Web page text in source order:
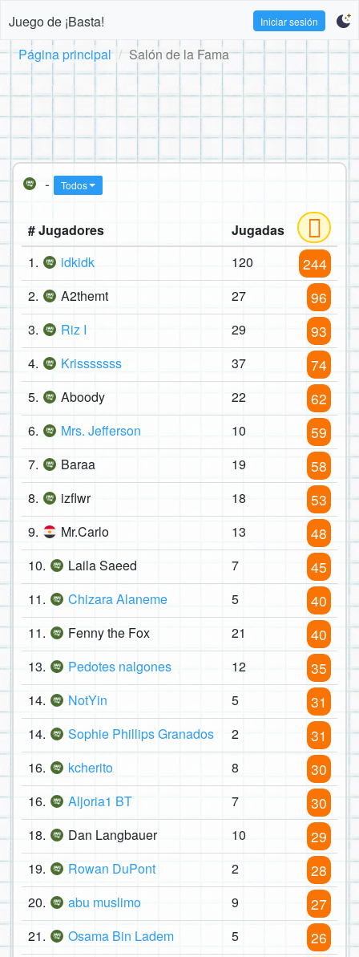
Juego de ¡Basta! Iniciar sesión
Página principal Salón de la Fama
- Todos
# Jugadores
Jugadas
1.
idkidk 120 244
2. A2themt 27 96
3. Riz I 29 93
4. Krisssssss 37 74
5. Aboody 22 62
6. Mrs. Jefferson 10 59
7. Baraa 19 58
8. izflwr 18 53
9. Mr.Carlo 13 48
10. Laila Saeed 7 45
11. Chizara Alaneme 5 40
11. Fenny the Fox 21 40
13. Pedotes nalgones 12 35
14. NotYin 5 31
14. Sophie Phillips Granados 2 31
16. kcherito 8 30
16. Aljoria1 BT 7 30
18. Dan Langbauer 10 29
19. Rowan DuPont 2 28
20. abu muslimo 9 27
21. Osama Bin Ladem 5 26